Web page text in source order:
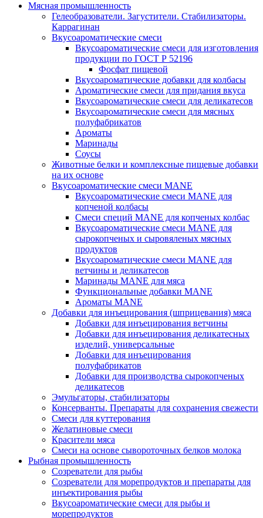
Мясная промышленность
Гелеобразователи. Загустители. Стабилизаторы.
Каррагинан
Вкусоароматические смеси
Вкусоароматические смеси для изготовления
продукции по ГОСТ Р 52196
Фосфат пищевой
Вкусоароматические добавки для колбасы
Ароматические смеси для придания вкуса
Вкусоароматические смеси для деликатесов
Вкусоароматические смеси для мясных
полуфабрикатов
Ароматы
Маринады
Соусы
Животные белки и комплексные пищевые добавки
на их основе
Вкусоароматические смеси MANE
Вкусоароматические смеси MANE для
копченой колбасы
Смеси специй MANE для копченых колбас
Вкусоароматические смеси MANE для
сырокопченых и сыровяленых мясных
продуктов
Вкусоароматические смеси MANE для
ветчины и деликатесов
Маринады MANE для мяса
Функциональные добавки MANE
Ароматы MANE
Добавки для инъецирования (шприцевания) мяса
Добавки для инъецирования ветчины
Добавки для инъецирования деликатесных
изделий, универсальные
Добавки для инъецирования
полуфабрикатов
Добавки для производства сырокопченых
деликатесов
Эмульгаторы, стабилизаторы
Консерванты. Препараты для сохранения свежести
Смеси для куттерования
Желатиновые смеси
Красители мяса
Смеси на основе сывороточных белков молока
Рыбная промышленность
Созреватели для рыбы
Созреватели для морепродуктов и препараты для
инъектирования рыбы
Вкусоароматические смеси для рыбы и
морепродуктов